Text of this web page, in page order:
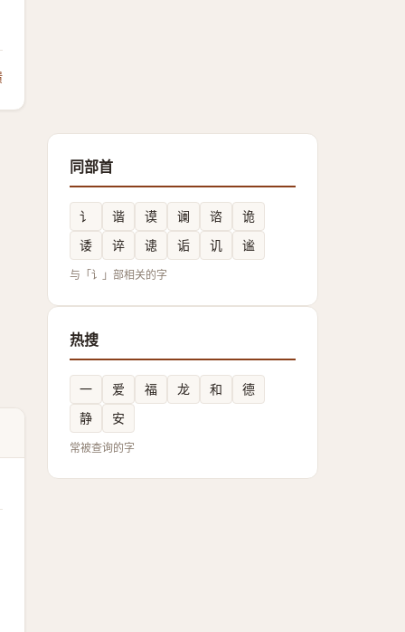
同部首
讠 谐 谟 谰 谘
诡
诿
谇 䜨 诟 讥 谧
与「讠」部相关的字
热搜
一 爱 福 龙 和
德
静
安
常被查询的字